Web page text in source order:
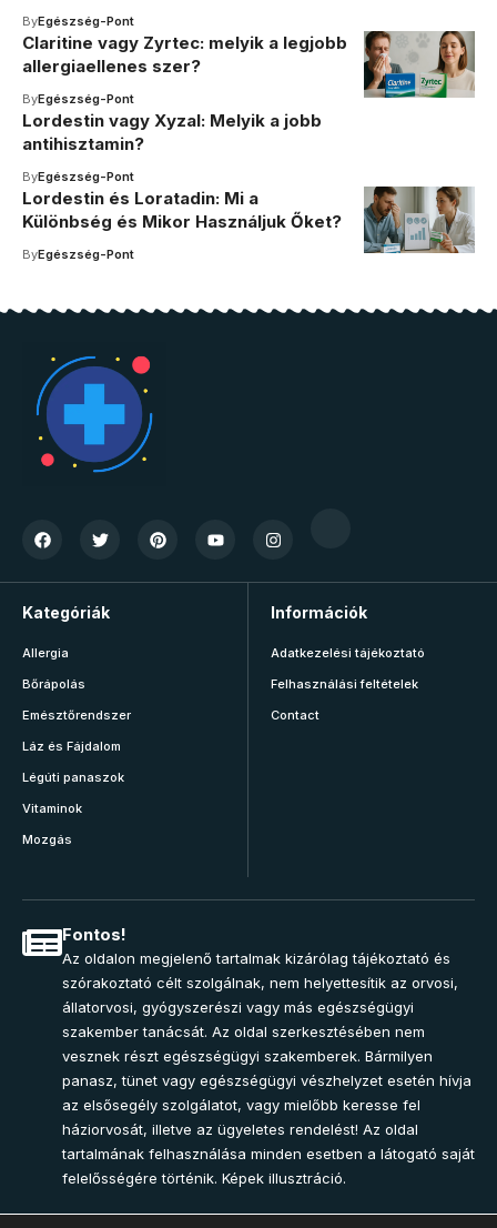
ByEgészség-Pont
Claritine vagy Zyrtec: melyik a legjobb
allergiaellenes szer?
ByEgészség-Pont
Lordestin vagy Xyzal: Melyik a jobb
antihisztamin?
ByEgészség-Pont
Lordestin és Loratadin: Mi a
Különbség és Mikor Használjuk Őket?
ByEgészség-Pont
Kategóriák
Allergia
Bőrápolás
Emésztőrendszer
Láz és Fájdalom
Légúti panaszok
Vitaminok
Mozgás
Információk
Adatkezelési tájékoztató
Felhasználási feltételek
Contact
Fontos!
Az oldalon megjelenő tartalmak kizárólag tájékoztató és
szórakoztató célt szolgálnak, nem helyettesítik az orvosi,
állatorvosi, gyógyszerészi vagy más egészségügyi
szakember tanácsát. Az oldal szerkesztésében nem
vesznek részt egészségügyi szakemberek. Bármilyen
panasz, tünet vagy egészségügyi vészhelyzet esetén hívja
az elsősegély szolgálatot, vagy mielőbb keresse fel
háziorvosát, illetve az ügyeletes rendelést! Az oldal
tartalmának felhasználása minden esetben a látogató saját
felelősségére történik. Képek illusztráció.